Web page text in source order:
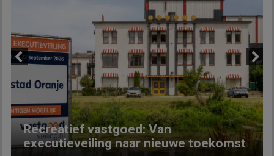
Recreatief vastgoed: Van
executieveiling naar nieuwe toekomst
Next